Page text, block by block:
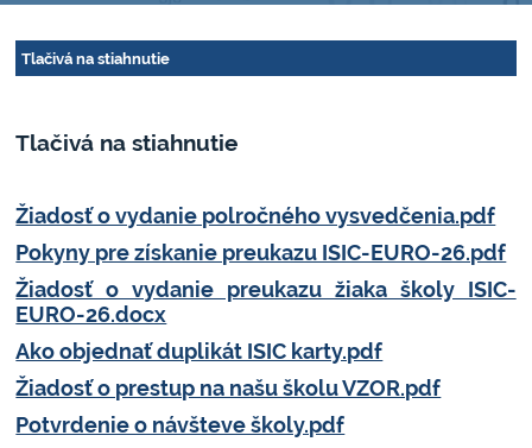
Tlačivá
na
Tlačivá na stiahnutie
Tlačivá na stiahnutie
Žiadosť o vydanie polročného vysvedčenia.pdf
Pokyny pre získanie preukazu ISIC-EURO-26.pdf
Žiadosť o vydanie preukazu žiaka školy ISIC-
EURO-26.docx
Ako objednať duplikát ISIC karty.pdf
Žiadosť o prestup na našu školu VZOR.pdf
Potvrdenie o návšteve školy.pdf